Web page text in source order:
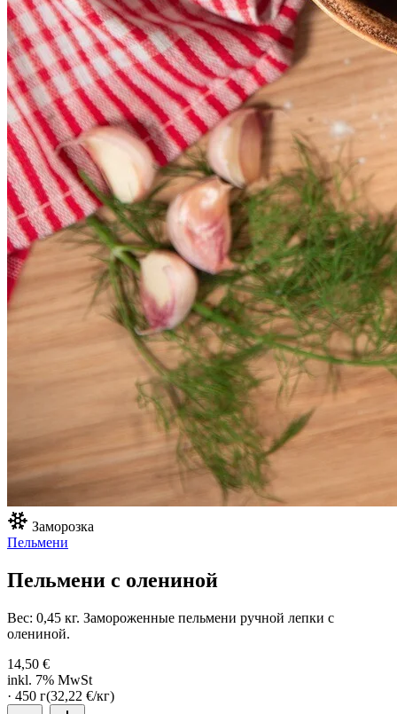
Заморозка
Пельмени
Пельмени с олениной
Вес: 0,45 кг. Замороженные пельмени ручной лепки с
олениной.
14,50 €
inkl. 7% MwSt
· 450 г(32,22 €/кг)